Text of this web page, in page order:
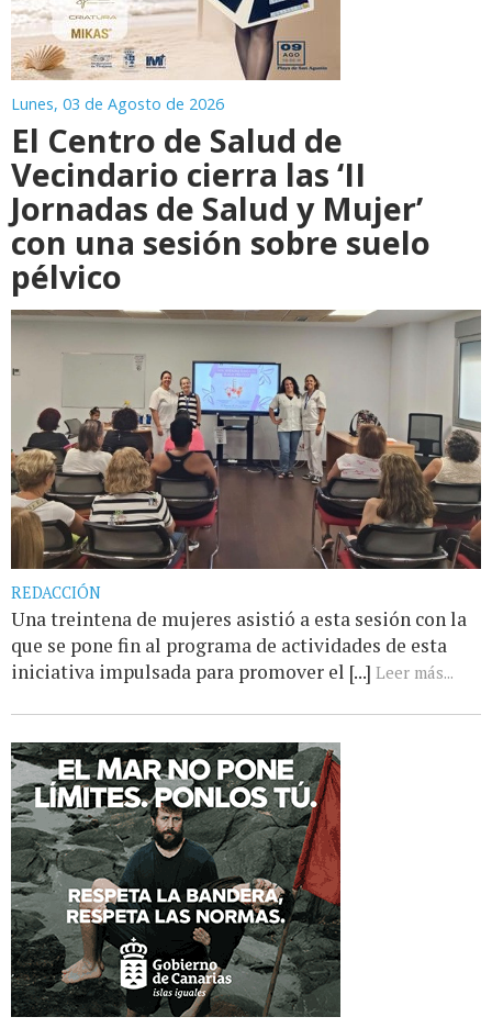
Lunes, 03 de Agosto de 2026
El Centro de Salud de
Vecindario cierra las ‘II
Jornadas de Salud y Mujer’
con una sesión sobre suelo
pélvico
REDACCIÓN
Una treintena de mujeres asistió a esta sesión con la
que se pone fin al programa de actividades de esta
iniciativa impulsada para promover el [...] Leer más...